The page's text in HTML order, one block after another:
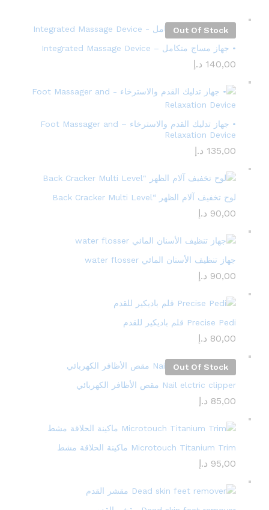
Out Of Stock
• جهاز مساج متكامل – Integrated Massage Device
140,00 د.إ
• جهاز تدليك القدم والاسترخاء – Foot Massager and
Relaxation Device
135,00 د.إ
لوح تخفيف آلام الظهر “Back Cracker Multi Level
90,00 د.إ
جهاز تنظيف الأسنان المائي water flosser
90,00 د.إ
Precise Pedi قلم باديكير للقدم
80,00 د.إ
Out Of Stock
Nail elctric clipper مقص الأظافر الكهربائي
85,00 د.إ
Microtouch Titanium Trim ماكينة الحلاقة مشط
95,00 د.إ